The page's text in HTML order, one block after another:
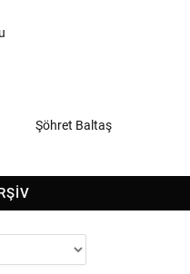
Şöhret Baltaş